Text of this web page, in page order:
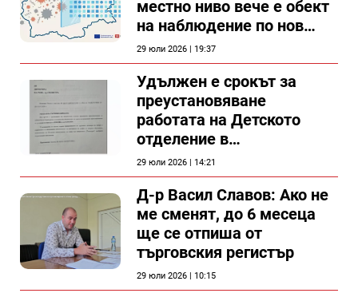
местно ниво вече е обект
на наблюдение по нов
проект
29 юли 2026 | 19:37
Удължен е срокът за
преустановяване
работата на Детското
отделение в
силистренската болница
29 юли 2026 | 14:21
Д-р Васил Славов: Ако не
ме сменят, до 6 месеца
ще се отпиша от
търговския регистър
29 юли 2026 | 10:15